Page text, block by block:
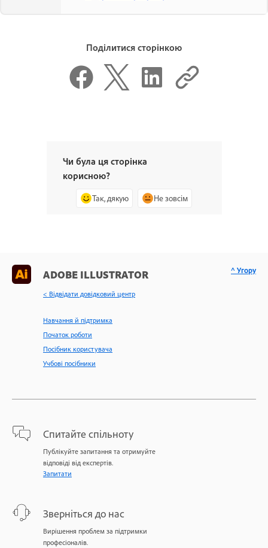
Поділитися сторінкою
Чи була ця сторінка
корисною?
Так, дякую Не зовсім
ADOBE ILLUSTRATOR
< Відвідати довідковий центр
Навчання й підтримка
Початок роботи
Посібник користувача
Учбові посібники
Спитайте спільноту
Публікуйте запитання та отримуйте
відповіді від експертів.
Запитати
Зверніться до нас
Вирішення проблем за підтримки
професіоналів.
^ Угору